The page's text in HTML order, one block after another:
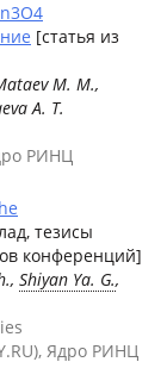
[статья из
M. M.,
A. T.
РИНЦ
тезисы
конференций]
Shiyan Ya. G.,
Ядро РИНЦ